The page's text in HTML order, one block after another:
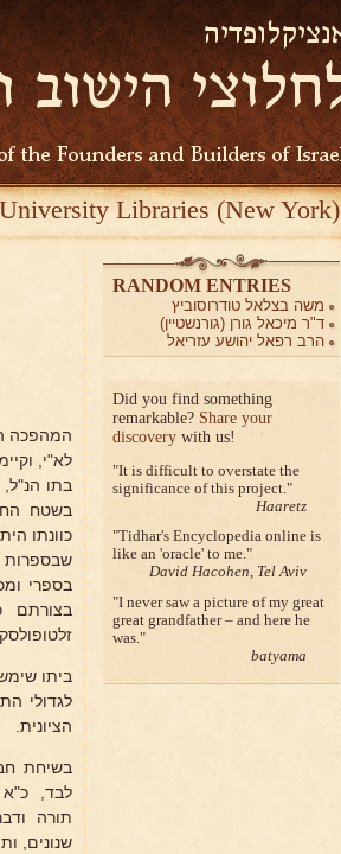
Libraries (New York)
לא"י,
בתו
בשטח
כוונתו
שבספרות
בספרי
בצורתם
ביתו
לגדולי
הציונית.
בשיחת
לבד,
תורה
שנונים,
RANDOM ENTRIES
משה בצלאל טודרוסוביץ
ד"ר מיכאל גורן (גורנשטיין)
הרב רפאל יהושע עזריאל
Did you find something
remarkable? Share your
discovery with us!
It is difficult to overstate the
significance of this project.
Haaretz
Tidhar's Encyclopedia online is
like an 'oracle' to me.
David Hacohen, Tel Aviv
I never saw a picture of my great
great grandfather – and here he
was.
batyama